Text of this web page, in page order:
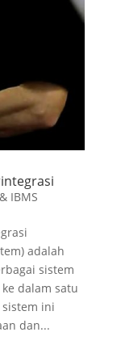
IBMS
adalah
sistem
dalam satu
ini
dan...